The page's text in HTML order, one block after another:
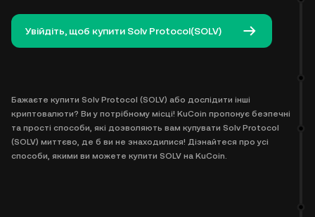
Увійдіть, щоб купити Solv Protocol(SOLV)
Бажаєте купити Solv Protocol (SOLV) або дослідити інші
криптовалюти? Ви у потрібному місці! KuCoin пропонує безпечні
та прості способи, які дозволяють вам купувати Solv Protocol
(SOLV) миттєво, де б ви не знаходилися! Дізнайтеся про усі
способи, якими ви можете купити SOLV на KuCoin.